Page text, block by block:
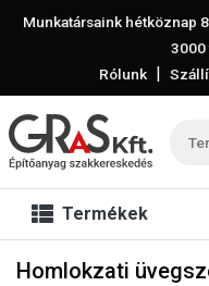
Munkatársaink hétköznap
3000
Rólunk |
Termékek
Homlokzati